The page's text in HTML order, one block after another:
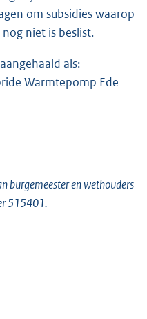
om subsidies waarop
niet is beslist.
als:
Warmtepomp Ede
burgemeester en wethouders
515401.